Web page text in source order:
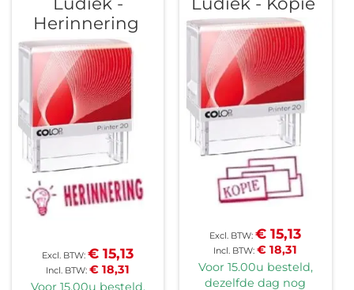
Herinnering
€ 18,31
€ 15,13
Voor 15.00u besteld,
€ 18,31
€ 15,13
Voor 15.00u besteld,
dezelfde dag nog